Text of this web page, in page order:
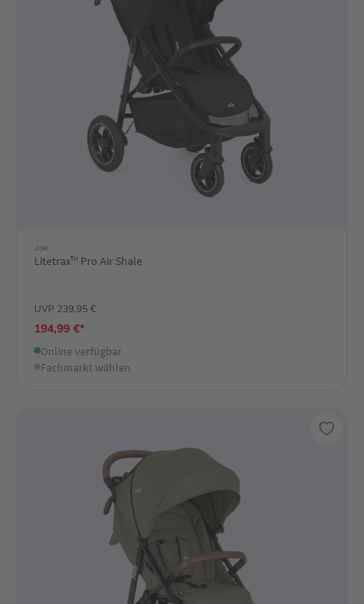
Joie
Litetrax™ Pro Air Shale
UVP 239,95 €
194,99 €*
Online verfügbar
Fachmarkt wählen